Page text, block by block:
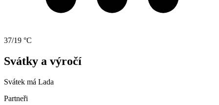
37/19 °C
Svátky a výročí
Svátek má Lada
Partneři